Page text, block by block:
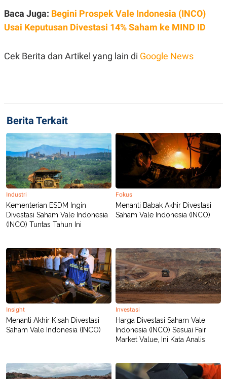
Baca Juga: Begini Prospek Vale Indonesia (INCO)
Usai Keputusan Divestasi 14% Saham ke MIND ID
Cek Berita dan Artikel yang lain di Google News
Berita Terkait
Industri
Kementerian ESDM Ingin
Divestasi Saham Vale Indonesia
(INCO) Tuntas Tahun Ini
Fokus
Menanti Babak Akhir Divestasi
Saham Vale Indonesia (INCO)
Insight
Menanti Akhir Kisah Divestasi
Saham Vale Indonesia (INCO)
Investasi
Harga Divestasi Saham Vale
Indonesia (INCO) Sesuai Fair
Market Value, Ini Kata Analis